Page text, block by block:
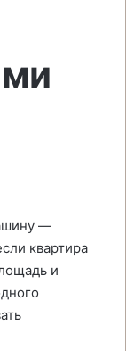
—
квартира
и